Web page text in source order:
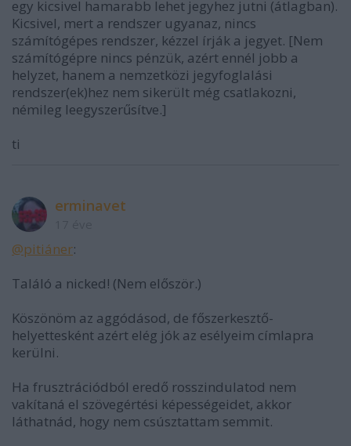
egy kicsivel hamarabb lehet jegyhez jutni (átlagban).
Kicsivel, mert a rendszer ugyanaz, nincs
számítógépes rendszer, kézzel írják a jegyet. [Nem
számítógépre nincs pénzük, azért ennél jobb a
helyzet, hanem a nemzetközi jegyfoglalási
rendszer(ek)hez nem sikerült még csatlakozni,
némileg leegyszerűsítve.]
ti
erminavet
@pitiáner:
Találó a nicked! (Nem először.)
Köszönöm az aggódásod, de főszerkesztő-
helyettesként azért elég jók az esélyeim címlapra
kerülni.
Ha frusztrációdból eredő rosszindulatod nem
vakítaná el szövegértési képességeidet, akkor
láthatnád, hogy nem csúsztattam semmit.